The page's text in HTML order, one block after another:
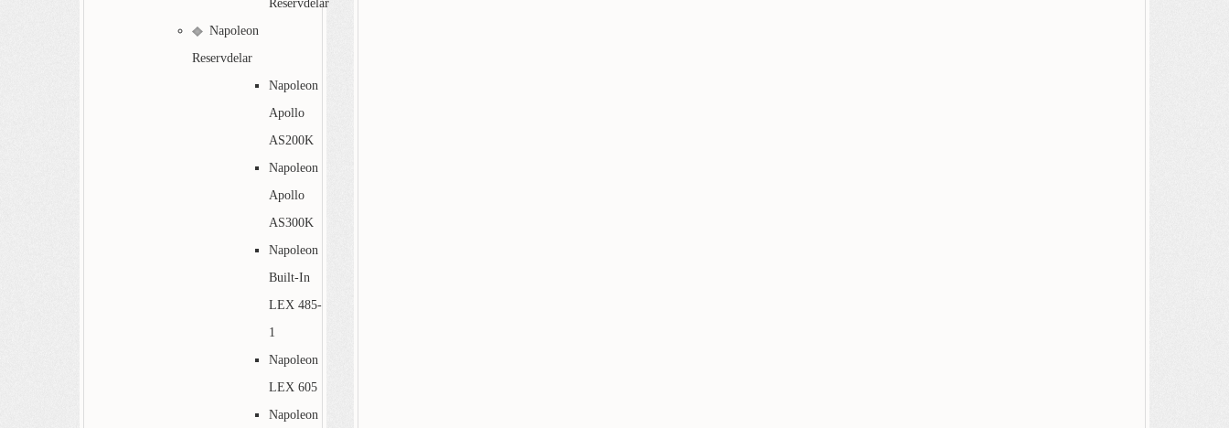
Reservdelar
Napoleon
Reservdelar
Napoleon
Apollo
AS200K
Napoleon
Apollo
AS300K
Napoleon
Built-In
LEX 485-
1
Napoleon
LEX 605
Napoleon